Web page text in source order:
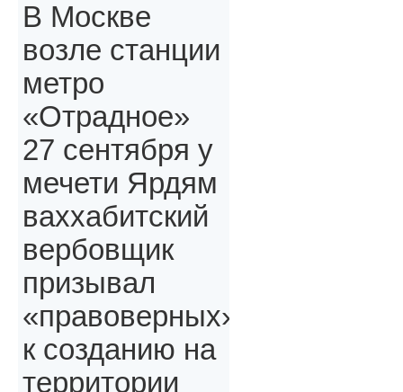
В Москве
возле станции
метро
«Отрадное»
27 сентября у
мечети Ярдям
ваххабитский
вербовщик
призывал
«правоверных»,
к созданию на
территории